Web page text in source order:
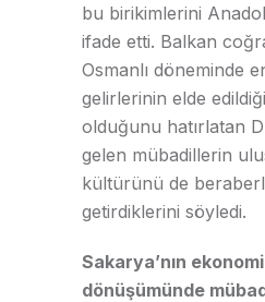
bu birikimlerini
ifade etti. Balkan
Osmanlı döneminde
gelirlerinin elde
olduğunu hatırlatan
gelen mübadillerin
kültürünü de
getirdiklerini söyledi.
Sakarya’nın
dönüşümünde